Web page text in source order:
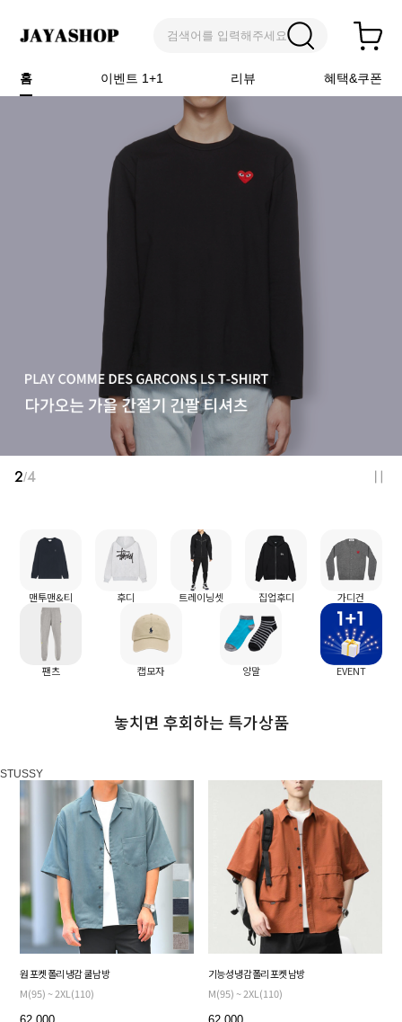
검색어를 입력해주세요
홈 이벤트 1+1 리뷰 혜택&쿠폰
2/4
맨투맨&티 후디 트레이닝셋 집업후디 가디건
팬츠 캡모자 양말 EVENT
놓치면 후회하는 특가상품
STUSSY
원 포켓 폴리 냉감 쿨 남방
M(95) ~ 2XL(110)
기능성 냉감 폴리 포켓 남방
M(95) ~ 2XL(110)